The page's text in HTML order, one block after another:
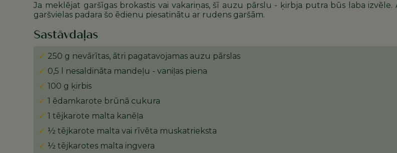
Ja meklējat garšīgas brokastis vai vakariņas, šī auzu pārslu - ķirbja putra būs laba
garšvielas padara šo ēdienu piesatinātu ar rudens garšām.
Sastāvdaļas
250 g nevārītas, ātri pagatavojamas auzu pārslas
0,5 l nesaldināta mandeļu - vaniļas piena
100 g ķirbis
1 ēdamkarote brūnā cukura
1 tējkarote malta kanēļa
½ tējkarote malta vai rīvēta muskatrieksta
½ tējkarotes malta ingvera